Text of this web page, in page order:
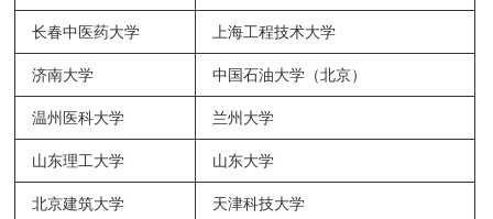
长春中医药大学 上海工程技术大学
济南大学 中国石油大学（北京）
温州医科大学 兰州大学
山东理工大学 山东大学
北京建筑大学 天津科技大学